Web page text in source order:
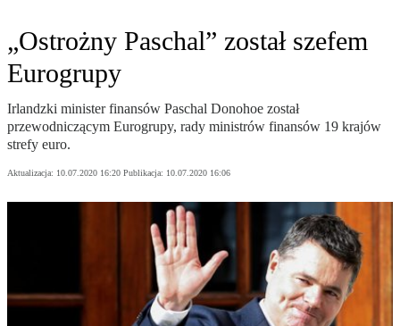
„Ostrożny Paschal” został szefem
Eurogrupy
Irlandzki minister finansów Paschal Donohoe został
przewodniczącym Eurogrupy, rady ministrów finansów 19 krajów
strefy euro.
Aktualizacja: 10.07.2020 16:20 Publikacja: 10.07.2020 16:06